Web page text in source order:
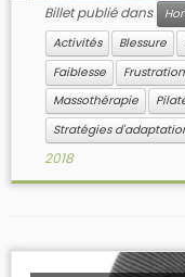
Billet publié dans
Activités Blessure
Faiblesse
Frustration
Massothérapie
Stratégies
2018